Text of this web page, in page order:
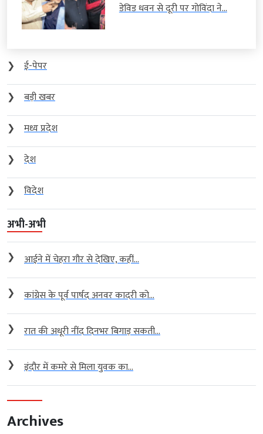
डेविड धवन से दूरी पर गोविंदा ने...
❯
ई-पेपर
❯
बड़ी खबर
❯
मध्य प्रदेश
❯
देश
❯
विदेश
अभी-अभी
❯ आईने में चेहरा गौर से देखिए, कहीं...
❯ कांग्रेस के पूर्व पार्षद अनवर कादरी को...
❯ रात की अधूरी नींद दिनभर बिगाड़ सकती...
❯ इंदौर में कमरे से मिला युवक का...
Archives